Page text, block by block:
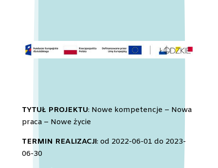
TYTUŁ PROJEKTU: Nowe kompetencje – Nowa
praca – Nowe życie
TERMIN REALIZACJI: od 2022-06-01 do 2023-
06-30